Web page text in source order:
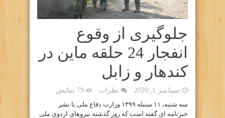
جلوگیری از وقوع
انفجار 24 حلقه ماین در
کندهار و زابل
سپتامبر 1, 2020 نظرات
79 نمایش
سه شنبه، ۱۱ سنبله ۱۳۹۹ وزارت دفاع ملی با نشر
خبرنامه ای گفته است که روز گذشته نیروهای اردوی ملی